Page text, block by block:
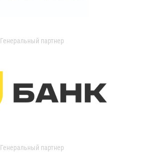
Генеральный партнер
Генеральный партнер